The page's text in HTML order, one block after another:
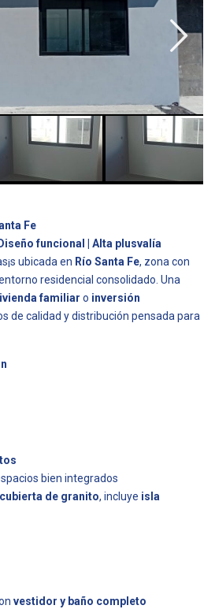
Fe
funcional | Alta plusvalía
ubicada en Río Santa Fe, zona con
residencial consolidado. Una
familiar o inversión
de calidad y distribución pensada para
bien integrados
de granito, incluye isla
vestidor y baño completo